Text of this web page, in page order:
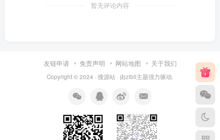
暂无评论内容
友链申请 免责声明 网站地图 关于我们
Copyright © 2024 · 搜源站 · 由zibll主题强力驱动.